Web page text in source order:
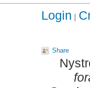
Login
Share